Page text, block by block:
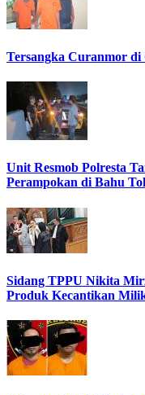
Tersangka Curanmor di
Unit Resmob Polresta
Perampokan di Bahu
Sidang TPPU Nikita
Produk Kecantikan